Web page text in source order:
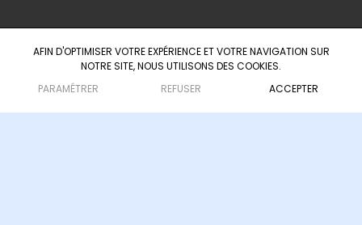
AFIN D'OPTIMISER VOTRE EXPÉRIENCE ET VOTRE NAVIGATION SUR
NOTRE SITE, NOUS UTILISONS DES COOKIES.
PARAMÉTRER
REFUSER ACCEPTER
Agence d'ingénierie culturelle & touristique
— depuis 2008